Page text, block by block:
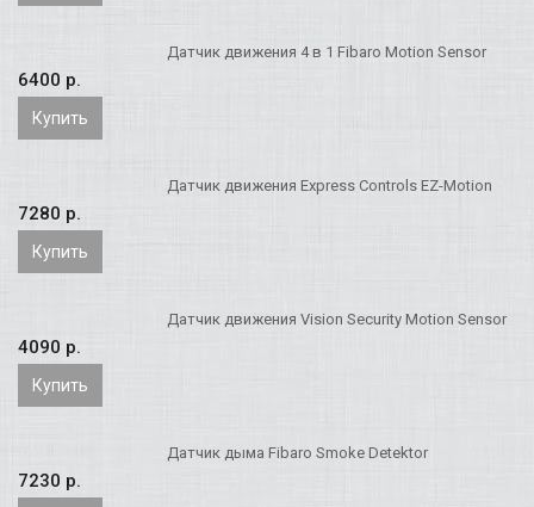
Датчик движения 4 в 1 Fibaro Motion Sensor
6400 p.
Купить
Датчик движения Express Controls EZ-Motion
7280 p.
Купить
Датчик движения Vision Security Motion Sensor
4090 p.
Купить
Датчик дыма Fibaro Smoke Detektor
7230 p.